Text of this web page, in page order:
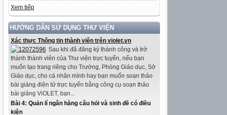
Xem tiếp
HƯỚNG DẪN SỬ DỤNG THƯ VIỆN
Xác thực Thông tin thành viên trên violet.vn
Sau khi đã đăng ký thành công và trở
thành thành viên của Thư viện trực tuyến, nếu bạn
muốn tạo trang riêng cho Trường, Phòng Giáo dục, Sở
Giáo dục, cho cá nhân mình hay bạn muốn soạn thảo
bài giảng điện tử trực tuyến bằng công cụ soạn thảo
bài giảng ViOLET, bạn...
Bài 4: Quản lí ngân hàng câu hỏi và sinh đề có điều
kiện